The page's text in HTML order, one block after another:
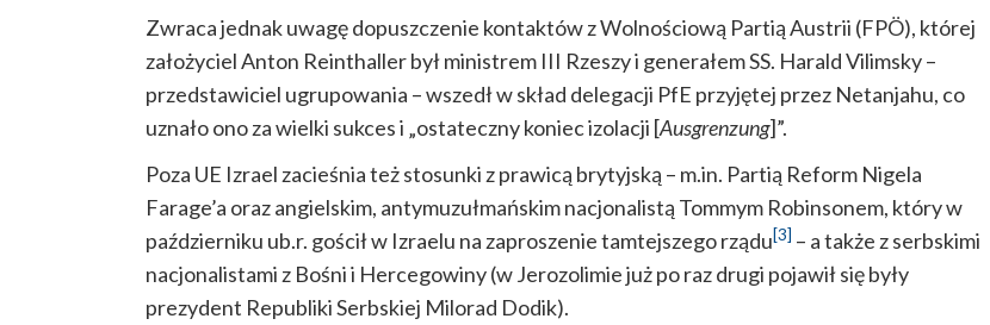
Zwraca jednak uwagę dopuszczenie kontaktów z Wolnościową Partią Austrii (FPÖ), której
założyciel Anton Reinthaller był ministrem III Rzeszy i generałem SS. Harald Vilimsky –
przedstawiciel ugrupowania – wszedł w skład delegacji PfE przyjętej przez Netanjahu, co
uznało ono za wielki sukces i „ostateczny koniec izolacji [Ausgrenzung]”.
Poza UE Izrael zacieśnia też stosunki z prawicą brytyjską – m.in. Partią Reform Nigela
Farage’a oraz angielskim, antymuzułmańskim nacjonalistą Tommym Robinsonem, który w
październiku ub.r. gościł w Izraelu na zaproszenie tamtejszego rządu[3] – a także z serbskimi
nacjonalistami z Bośni i Hercegowiny (w Jerozolimie już po raz drugi pojawił się były
prezydent Republiki Serbskiej Milorad Dodik).